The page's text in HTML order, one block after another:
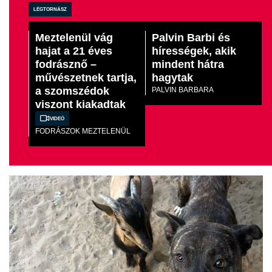
légtornász
Meztelenül vág
hajat a 21 éves
fodrásznő –
művészetnek tartja,
a szomszédok
viszont kiakadtak
Videó
FODRÁSZOK MEZTELENÜL
Palvin Barbi és
hírességek, akik
mindent hátra
hagytak
PALVIN BARBARA